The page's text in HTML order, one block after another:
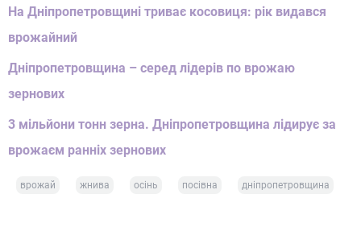
На Дніпропетровщині триває косовиця: рік видався
врожайний
Дніпропетровщина – серед лідерів по врожаю
зернових
3 мільйони тонн зерна. Дніпропетровщина лідирує за
врожаєм ранніх зернових
врожай жнива осінь посівна дніпропетровщина